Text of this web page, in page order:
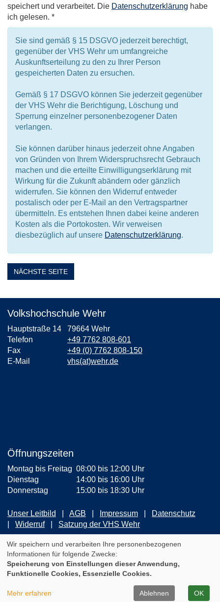
speichert und verarbeitet. Die Datenschutzerklärung habe
ich gelesen. *
Sie sind gemäß § 15 DSGVO jederzeit berechtigt,
gegenüber der VHS Wehr um umfangreiche
Auskunftserteilung zu den zu Ihrer Person
gespeicherten Daten zu ersuchen.
Gemäß § 17 DSGVO können Sie jederzeit gegenüber
der VHS Wehr die Berichtigung, Löschung und
Sperrung einzelner personenbezogener Daten
verlangen.
Sie können darüber hinaus jederzeit ohne Angaben
von Gründen von Ihrem Widerspruchsrecht Gebrauch
machen und die erteilte Einwilligungserklärung mit
Wirkung für die Zukunft abändern oder gänzlich
widerrufen. Sie können den Widerruf entweder
postalisch oder per E-Mail an den Vertragspartner
übermitteln. Es entstehen Ihnen dabei keine anderen
Kosten als die Portokosten. Wir verweisen
diesbezüglich auf unsere Datenschutzerklärung.
NÄCHSTE SEITE
Volkshochschule Wehr
Hauptstraße 14 79664 Wehr
Telefon
+49 7762 808-601
Fax
+49 (0) 7762 808-150
E-Mail
vhs(at)wehr.de
Öffnungszeiten
Montag bis Freitag 08:00 bis 12:00 Uhr
Dienstag
14:00 bis 16:00 Uhr
Donnerstag
15:00 bis 18:30 Uhr
Unser Leitbild AGB Impressum
Datenschutz
Widerruf
Satzung der VHS Wehr
ZUM NEWSLETTER ANMELDEN
Cookie Einstellungen
Kontrast
Wir speichern und verarbeiten Ihre personenbezogenen
Informationen für folgende Zwecke:
Speicherung von Einstellungen dieser Anwendung,
Funktionelle Cookies, Essenzielle Cookies.
Mehr erfahren Ablehnen OK